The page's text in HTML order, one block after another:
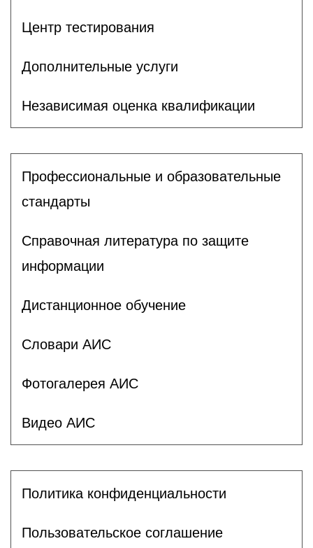
Центр тестирования
Дополнительные услуги
Независимая оценка квалификации
Профессиональные и образовательные
стандарты
Справочная литература по защите
информации
Дистанционное обучение
Словари АИС
Фотогалерея АИС
Видео АИС
Политика конфиденциальности
Пользовательское соглашение